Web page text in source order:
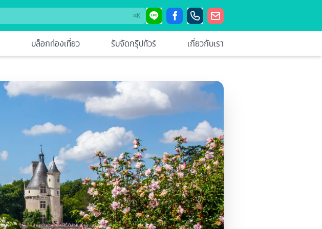
⌘K
บล็อกท่องเที่ยว รับจัดกรุ๊ปทัวร์ เกี่ยวกับเรา